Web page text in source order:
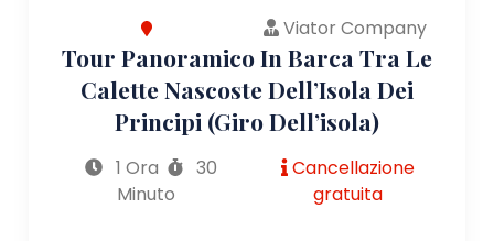
Viator Company
Tour Panoramico In Barca Tra Le
Calette Nascoste Dell’Isola Dei
Principi (giro Dell’isola)
1 Ora
30
Minuto
Cancellazione
gratuita